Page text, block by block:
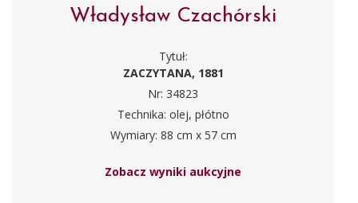
Władysław Czachórski
Tytuł:
ZACZYTANA, 1881
Nr: 34823
Technika: olej, płótno
Wymiary: 88 cm x 57 cm
Zobacz wyniki aukcyjne